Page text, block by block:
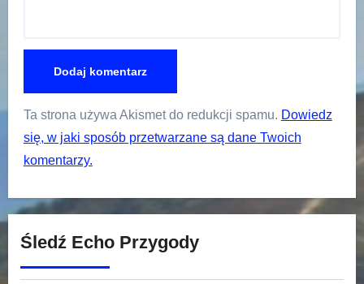
Ta strona używa Akismet do redukcji spamu. Dowiedz
się, w jaki sposób przetwarzane są dane Twoich
komentarzy.
Śledź Echo Przygody